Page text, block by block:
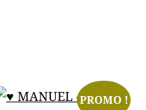
PROMO !